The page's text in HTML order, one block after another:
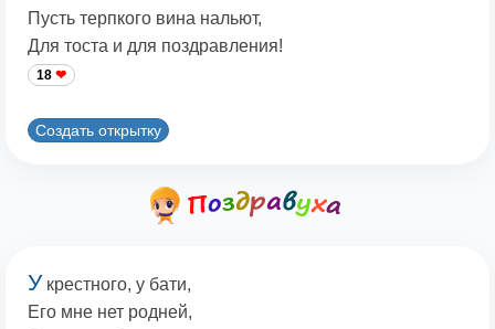
Пусть терпкого вина нальют,
Для тоста и для поздравления!
18
Создать открытку
У крестного, у бати,
Его мне нет родней,